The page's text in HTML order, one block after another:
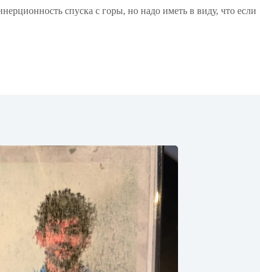
спуска с горы, но надо иметь в виду, что если